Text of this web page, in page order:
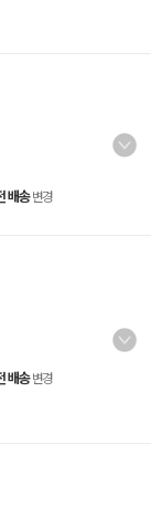
배송 변경
배송 변경